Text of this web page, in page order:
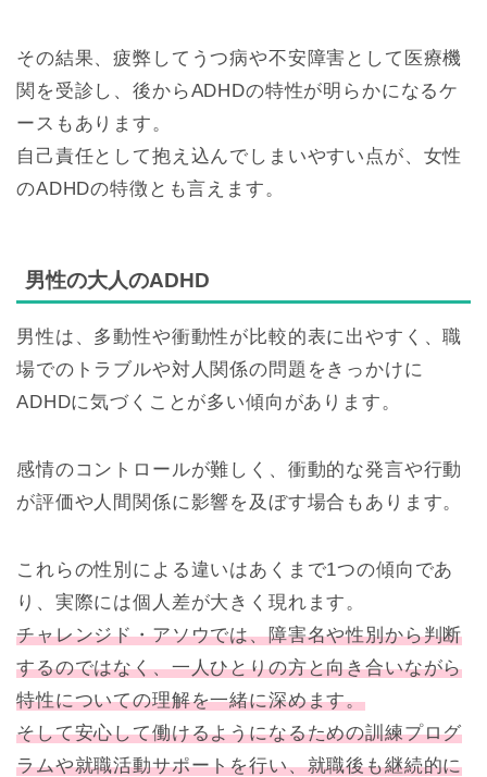
その結果、疲弊してうつ病や不安障害として医療機
関を受診し、後からADHDの特性が明らかになるケ
ースもあります。
自己責任として抱え込んでしまいやすい点が、女性
のADHDの特徴とも言えます。
男性の大人のADHD
男性は、多動性や衝動性が比較的表に出やすく、職
場でのトラブルや対人関係の問題をきっかけに
ADHDに気づくことが多い傾向があります。
感情のコントロールが難しく、衝動的な発言や行動
が評価や人間関係に影響を及ぼす場合もあります。
これらの性別による違いはあくまで1つの傾向であ
り、実際には個人差が大きく現れます。
チャレンジド・アソウでは、障害名や性別から判断
するのではなく、一人ひとりの方と向き合いながら
特性についての理解を一緒に深めます。
そして安心して働けるようになるための訓練プログ
ラムや就職活動サポートを行い、就職後も継続的に